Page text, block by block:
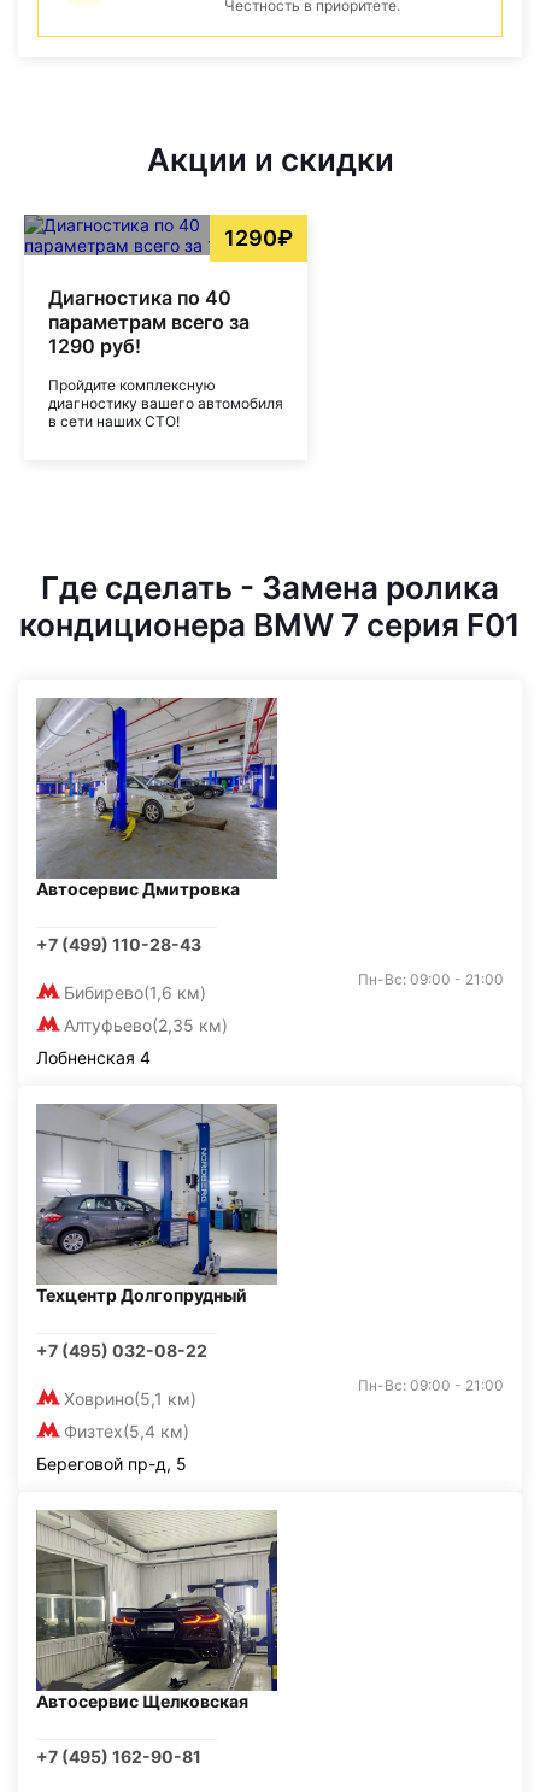
Честность в приоритете.
Акции и скидки
1290₽
Диагностика по 40
параметрам всего за
1290 руб!
Пройдите комплексную
диагностику вашего автомобиля
в сети наших СТО!
Где сделать - Замена ролика
кондиционера BMW 7 серия F01
Автосервис Дмитровка
+7 (499) 110-28-43
Бибирево(1,6 км)
Алтуфьево(2,35 км)
Пн-Вс: 09:00 - 21:00
Лобненская 4
Техцентр Долгопрудный
+7 (495) 032-08-22
Ховрино(5,1 км)
Физтех(5,4 км)
Пн-Вс: 09:00 - 21:00
Береговой пр-д, 5
Автосервис Щелковская
+7 (495) 162-90-81